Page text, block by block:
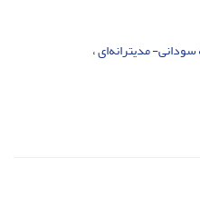
سودانی- مدیترانه‌ای